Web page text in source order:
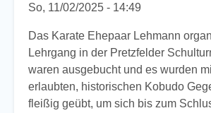
So, 11/02/2025 - 14:49
Das Karate Ehepaar Lehmann
Lehrgang in der Pretzfelder
waren ausgebucht und es wurden
erlaubten, historischen Kobudo
fleißig geübt, um sich bis zum